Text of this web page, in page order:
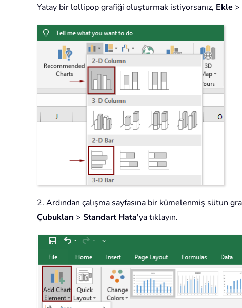
Yatay bir lollipop grafiği oluşturmak istiyorsanız, Ekle >
2. Ardından çalışma sayfasına bir kümelenmiş sütun
Çubukları > Standart Hata'ya tıklayın.